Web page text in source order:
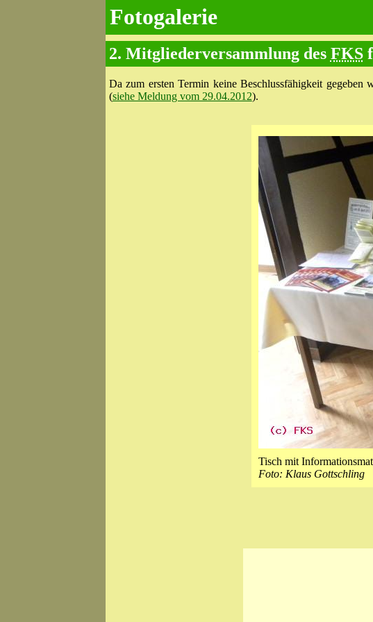
Fotogalerie
2. Mitgliederversammlung des FKS
Da zum ersten Termin keine Beschlussfähigkeit
(siehe Meldung vom 29.04.2012).
Tisch mit
Foto: Klaus Gottschling